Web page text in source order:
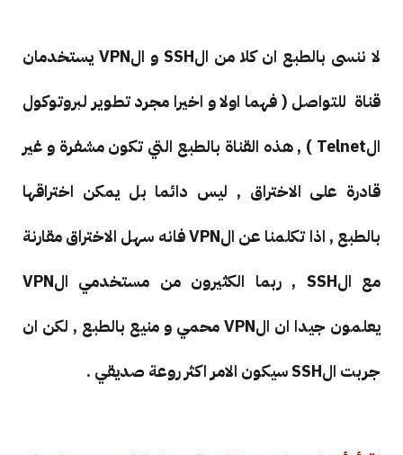
لا ننسى بالطبع ان كلا من الSSH و الVPN يستخدمان
قناة للتواصل ( فهما اولا و اخيرا مجرد تطوير لبروتوكول
الTelnet ) , هذه القناة بالطبع التي تكون مشفرة و غير
قادرة على الاختراق , ليس دائما بل يمكن اختراقها
بالطبع , اذا تكلمنا عن الVPN فانه سهل الاختراق مقارنة
مع الSSH , ربما الكثيرون من مستخدمي الVPN
يعلمون جيدا ان الVPN محمي و منيع بالطبع , لكن ان
جربت الSSH سيكون الامر اكثر روعة صديقي .